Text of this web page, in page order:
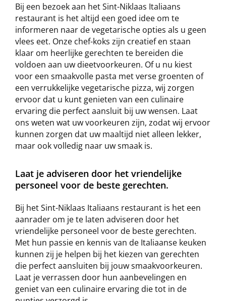
Bij een bezoek aan het Sint-Niklaas Italiaans
restaurant is het altijd een goed idee om te
informeren naar de vegetarische opties als u geen
vlees eet. Onze chef-koks zijn creatief en staan
klaar om heerlijke gerechten te bereiden die
voldoen aan uw dieetvoorkeuren. Of u nu kiest
voor een smaakvolle pasta met verse groenten of
een verrukkelijke vegetarische pizza, wij zorgen
ervoor dat u kunt genieten van een culinaire
ervaring die perfect aansluit bij uw wensen. Laat
ons weten wat uw voorkeuren zijn, zodat wij ervoor
kunnen zorgen dat uw maaltijd niet alleen lekker,
maar ook volledig naar uw smaak is.
Laat je adviseren door het vriendelijke
personeel voor de beste gerechten.
Bij het Sint-Niklaas Italiaans restaurant is het een
aanrader om je te laten adviseren door het
vriendelijke personeel voor de beste gerechten.
Met hun passie en kennis van de Italiaanse keuken
kunnen zij je helpen bij het kiezen van gerechten
die perfect aansluiten bij jouw smaakvoorkeuren.
Laat je verrassen door hun aanbevelingen en
geniet van een culinaire ervaring die tot in de